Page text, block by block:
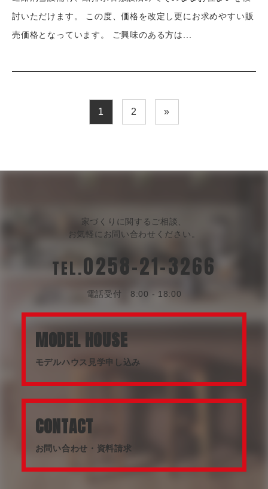
討いただけます。 この度、価格を改定し更にお求めやすい販
売価格となっています。 ご興味のある方は...
ペ
1 2 »
家づくりに関するご相談、
お気軽にお問い合わせください。
TEL.0258-21-3266
電話受付 8:00 - 18:00
MODEL HOUSE
モデルハウス見学申し込み
CONTACT
お問い合わせ・資料請求